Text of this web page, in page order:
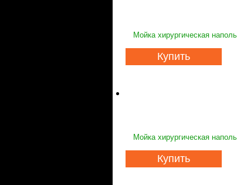
Мойка хирургическая
Купить
Мойка хирургическая
Купить